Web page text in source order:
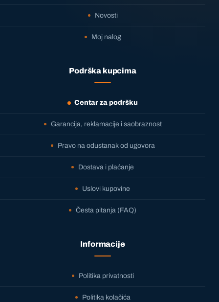
Novosti
Moj nalog
Podrška kupcima
Centar za podršku
Garancija, reklamacije i saobraznost
Pravo na odustanak od ugovora
Dostava i plaćanje
Uslovi kupovine
Česta pitanja (FAQ)
Informacije
Politika privatnosti
Politika kolačića